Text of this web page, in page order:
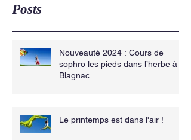
Posts
Nouveauté 2024 : Cours de
sophro les pieds dans l’herbe à
Blagnac
Le printemps est dans l'air !